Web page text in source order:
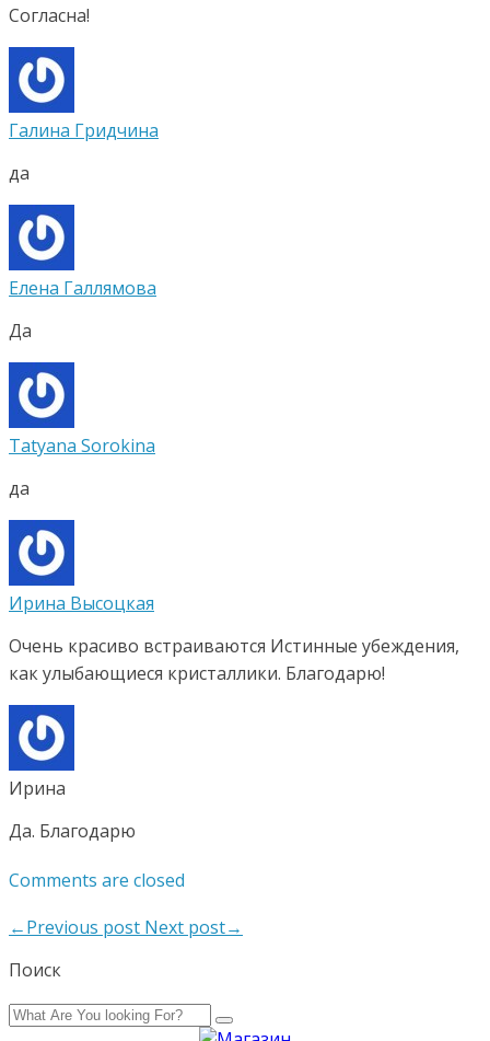
Согласна!
Галина Гридчина
да
Елена Галлямова
Да
Tatyana Sorokina
да
Ирина Высоцкая
Очень красиво встраиваются Истинные убеждения,
как улыбающиеся кристаллики. Благодарю!
Ирина
Да. Благодарю
Comments are closed
←Previous post Next post→
Поиск